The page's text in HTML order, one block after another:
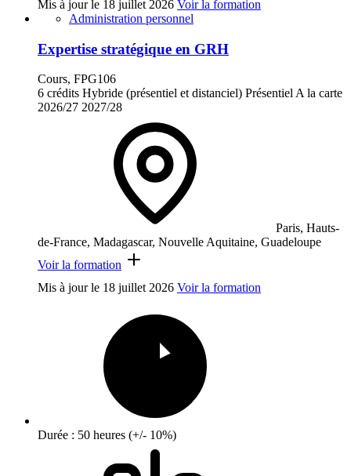
Mis à jour le 18 juillet 2026 Voir la formation
Administration personnel
Expertise stratégique en GRH
Cours, FPG106
6 crédits Hybride (présentiel et distanciel) PrésentielA la carte
2026/27 2027/28
Paris, Hauts-
de-France, Madagascar, Nouvelle Aquitaine, Guadeloupe
Voir la formation
Mis à jour le 18 juillet 2026 Voir la formation
Durée : 50 heures (+/- 10%)